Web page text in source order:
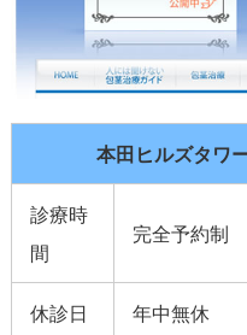
本田ヒルズタワ
診療時
間
完全予約制
休診日 年中無休